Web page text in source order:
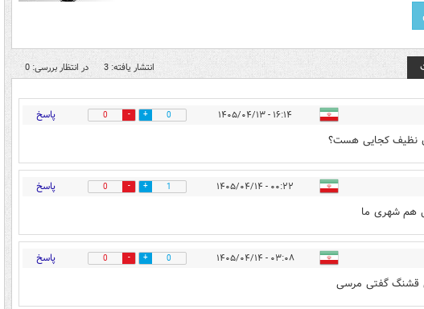
انتشار یافته: 3 در انتظار بررسی: 0
۱۶:۱۴ - ۱۴۰۵/۰۴/۱۳ 0
0 پاسخ
نظیف کجایی هست؟
۰۰:۲۲ - ۱۴۰۵/۰۴/۱۴ 1
0 پاسخ
هم شهری ما
۰۳:۰۸ - ۱۴۰۵/۰۴/۱۴ 0
0 پاسخ
قشنگ گفتی مرسی